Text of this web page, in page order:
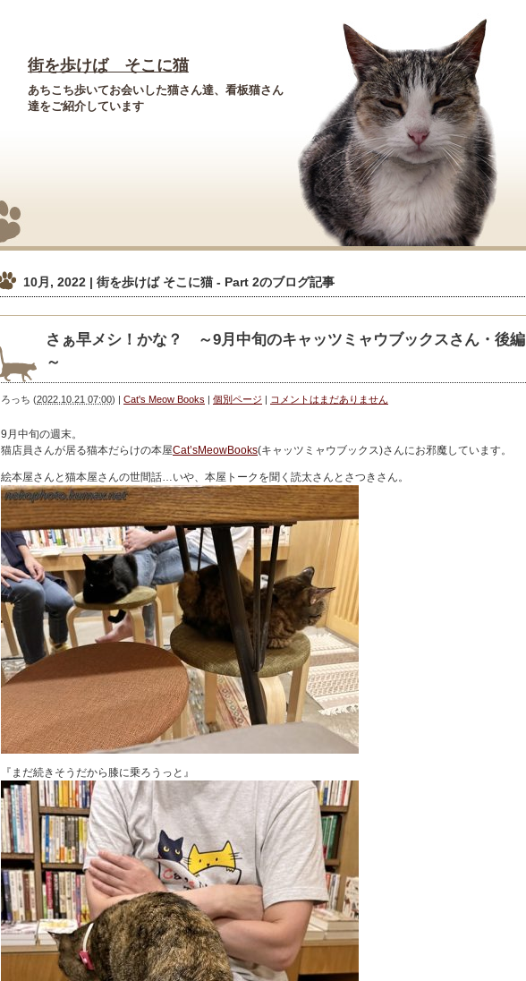
街を歩けば そこに猫
あちこち歩いてお会いした猫さん達、看板猫さん
達をご紹介しています
10月, 2022 | 街を歩けば そこに猫 - Part 2のブログ記事
さぁ早メシ！かな？ ～9月中旬のキャッツミャウブックスさん・後編
～
ろっち (2022.10.21 07:00) | Cat's Meow Books | 個別ページ | コメントはまだありません
9月中旬の週末。
猫店員さんが居る猫本だらけの本屋Cat’sMeowBooks(キャッツミャウブックス)さんにお邪魔しています。
絵本屋さんと猫本屋さんの世間話…いや、本屋トークを聞く読太さんとさつきさん。
『まだ続きそうだから膝に乗ろうっと』